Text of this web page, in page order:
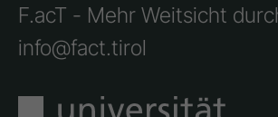
F.acT - Mehr Weitsicht
info@fact.tirol